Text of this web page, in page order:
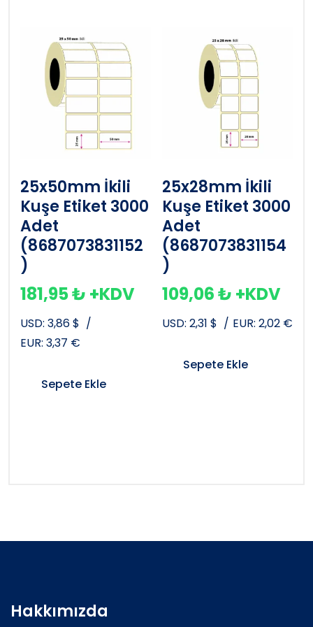
25x50mm İkili
Kuşe Etiket 3000
Adet
(8687073831152
)
181,95₺ +KDV
USD: 3,86$ /
EUR: 3,37 €
Sepete Ekle
25x28mm İkili
Kuşe Etiket 3000
Adet
(8687073831154
)
109,06₺ +KDV
USD: 2,31 $ / EUR: 2,02 €
Sepete Ekle
Hakkımızda